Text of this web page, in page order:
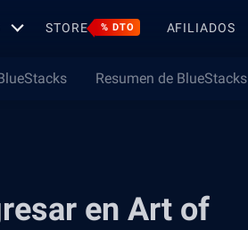
STORE % DTO AFILIADOS
Resumen de BlueStacks
en Art of